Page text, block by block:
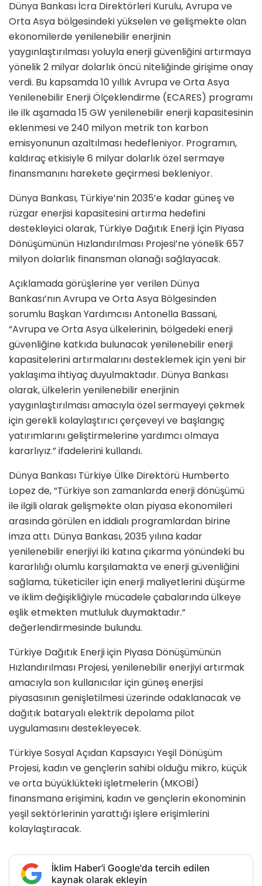
Dünya Bankası İcra Direktörleri Kurulu, Avrupa ve
Orta Asya bölgesindeki yükselen ve gelişmekte olan
ekonomilerde yenilenebilir enerjinin
yaygınlaştırılması yoluyla enerji güvenliğini artırmaya
yönelik 2 milyar dolarlık öncü niteliğinde girişime onay
verdi. Bu kapsamda 10 yıllık Avrupa ve Orta Asya
Yenilenebilir Enerji Ölçeklendirme (ECARES) programı
ile ilk aşamada 15 GW yenilenebilir enerji kapasitesinin
eklenmesi ve 240 milyon metrik ton karbon
emisyonunun azaltılması hedefleniyor. Programın,
kaldıraç etkisiyle 6 milyar dolarlık özel sermaye
finansmanını harekete geçirmesi bekleniyor.
Dünya Bankası, Türkiye’nin 2035’e kadar güneş ve
rüzgar enerjisi kapasitesini artırma hedefini
destekleyici olarak, Türkiye Dağıtık Enerji İçin Piyasa
Dönüşümünün Hızlandırılması Projesi’ne yönelik 657
milyon dolarlık finansman olanağı sağlayacak.
Açıklamada görüşlerine yer verilen Dünya
Bankası’nın Avrupa ve Orta Asya Bölgesinden
sorumlu Başkan Yardımcısı Antonella Bassani,
“Avrupa ve Orta Asya ülkelerinin, bölgedeki enerji
güvenliğine katkıda bulunacak yenilenebilir enerji
kapasitelerini artırmalarını desteklemek için yeni bir
yaklaşıma ihtiyaç duyulmaktadır. Dünya Bankası
olarak, ülkelerin yenilenebilir enerjinin
yaygınlaştırılması amacıyla özel sermayeyi çekmek
için gerekli kolaylaştırıcı çerçeveyi ve başlangıç
yatırımlarını geliştirmelerine yardımcı olmaya
kararlıyız.” ifadelerini kullandı.
Dünya Bankası Türkiye Ülke Direktörü Humberto
Lopez de, “Türkiye son zamanlarda enerji dönüşümü
ile ilgili olarak gelişmekte olan piyasa ekonomileri
arasında görülen en iddialı programlardan birine
imza attı. Dünya Bankası, 2035 yılına kadar
yenilenebilir enerjiyi iki katına çıkarma yönündeki bu
kararlılığı olumlu karşılamakta ve enerji güvenliğini
sağlama, tüketiciler için enerji maliyetlerini düşürme
ve iklim değişikliğiyle mücadele çabalarında ülkeye
eşlik etmekten mutluluk duymaktadır.”
değerlendirmesinde bulundu.
Türkiye Dağıtık Enerji için Piyasa Dönüşümünün
Hızlandırılması Projesi, yenilenebilir enerjiyi artırmak
amacıyla son kullanıcılar için güneş enerjisi
piyasasının genişletilmesi üzerinde odaklanacak ve
dağıtık bataryalı elektrik depolama pilot
uygulamasını destekleyecek.
Türkiye Sosyal Açıdan Kapsayıcı Yeşil Dönüşüm
Projesi, kadın ve gençlerin sahibi olduğu mikro, küçük
ve orta büyüklükteki işletmelerin (MKOBİ)
finansmana erişimini, kadın ve gençlerin ekonominin
yeşil sektörlerinin yarattığı işlere erişimlerini
kolaylaştıracak.
İklim Haber'i Google'da tercih edilen
kaynak olarak ekleyin